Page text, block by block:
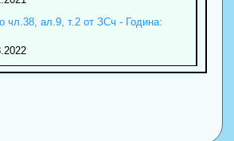
чл.38, ал.9, т.2 от ЗСч - Година: